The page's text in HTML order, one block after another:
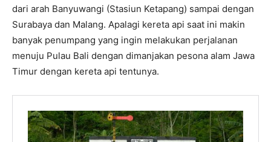
dari arah Banyuwangi (Stasiun Ketapang) sampai dengan
Surabaya dan Malang. Apalagi kereta api saat ini makin
banyak penumpang yang ingin melakukan perjalanan
menuju Pulau Bali dengan dimanjakan pesona alam Jawa
Timur dengan kereta api tentunya.